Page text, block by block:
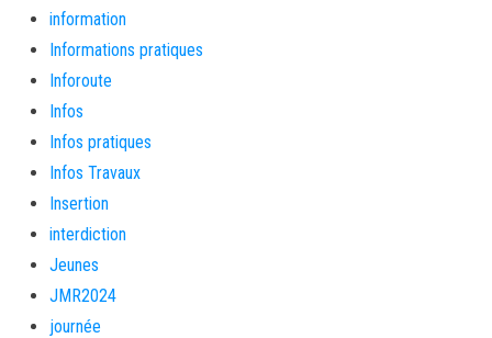
information
Informations pratiques
Inforoute
Infos
Infos pratiques
Infos Travaux
Insertion
interdiction
Jeunes
JMR2024
journée